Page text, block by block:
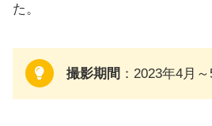
た。
撮影期間 ：2023年4月～